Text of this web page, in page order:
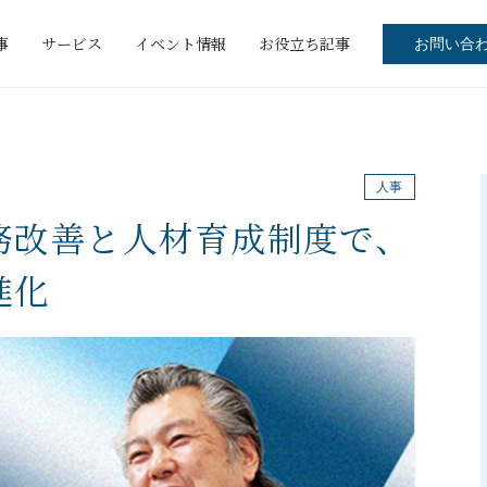
サービス イベント情報 お役立ち記事 お問い合
人事
善と人材育成制度で、
化